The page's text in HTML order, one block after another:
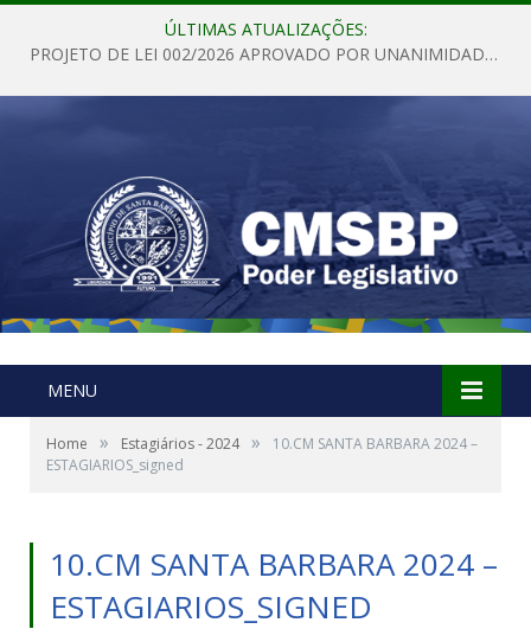
ÚLTIMAS ATUALIZAÇÕES:
PROJETO DE LEI 002/2026 APROVADO POR UNANIMIDADE EM SESSÃO ORDINÁRIA NESTA QUINTA – FEIRA 28 DE MAIO DE 2026
MENU
Home » Estagiários - 2024 »
10.CM SANTA BARBARA 2024 –
ESTAGIARIOS_signed
10.CM SANTA BARBARA 2024 –
ESTAGIARIOS_SIGNED